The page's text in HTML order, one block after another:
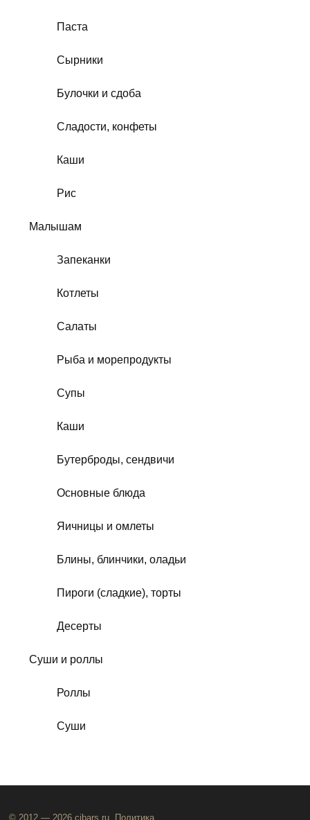
Паста
Сырники
Булочки и сдоба
Сладости, конфеты
Каши
Рис
Малышам
Запеканки
Котлеты
Салаты
Рыба и морепродукты
Супы
Каши
Бутерброды, сендвичи
Основные блюда
Яичницы и омлеты
Блины, блинчики, оладьи
Пироги (сладкие), торты
Десерты
Суши и роллы
Роллы
Суши
© 2012 — 2026 cjbars.ru, Политика